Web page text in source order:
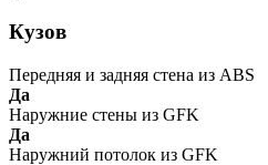
Кузов
Передняя и задняя стена из ABS
Да
Наружние стены из GFK
Да
Наружний потолок из GFK